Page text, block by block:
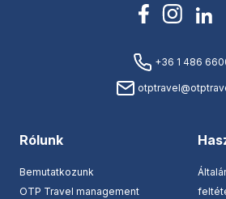
+36 1 486
Rólunk
Bemutatkozunk
OTP Travel management